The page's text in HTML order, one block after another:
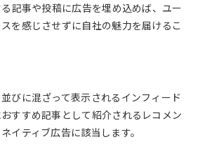
記事や投稿に広告を埋め込めば、ユー
を感じさせずに自社の魅力を届けるこ
びに混ざって表示されるインフィード
すすめ記事として紹介されるレコメン
イティブ広告に該当します。